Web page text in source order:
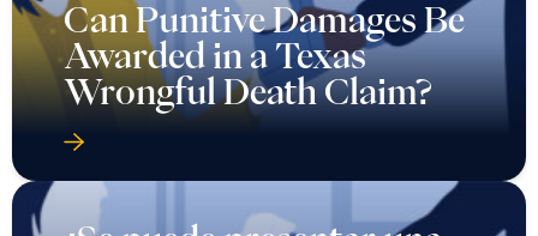
Can Punitive Damages Be
Awarded in a Texas
Wrongful Death Claim?